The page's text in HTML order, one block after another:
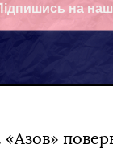
на наш
Facebook
«Азов»